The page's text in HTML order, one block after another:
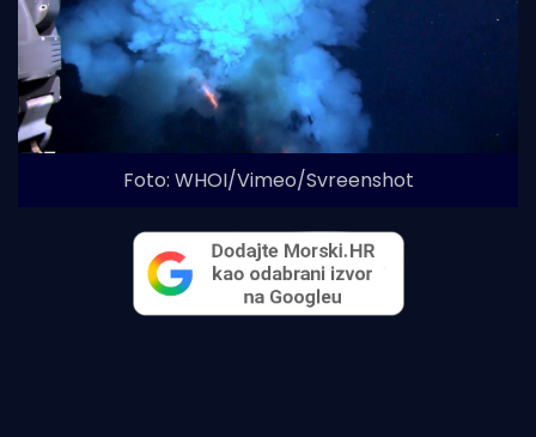
Foto: WHOI/Vimeo/Svreenshot